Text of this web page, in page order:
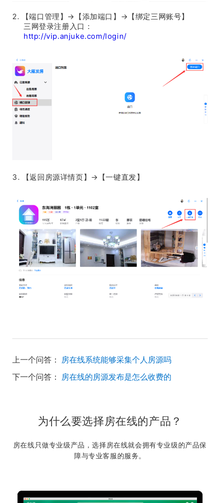
2. 【端口管理】→【添加端口】→【绑定三网账号】
三网登录注册入口：
http://vip.anjuke.com/login/
3. 【返回房源详情页】→【一键直发】
上一个问答： 房在线系统能够采集个人房源吗
下一个问答： 房在线的房源发布是怎么收费的
为什么要选择房在线的产品？
房在线只做专业级产品，选择房在线就会拥有专业级的产品保
障与专业客服的服务。